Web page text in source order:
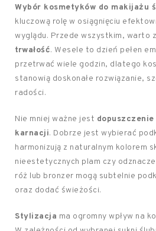
Wybór kosmetyków do makijażu
kluczową rolę w osiągnięciu
wyglądu. Przede wszystkim, warto
trwałość. Wesele to dzień pełen
przetrwać wiele godzin, dlatego
stanowią doskonałe rozwiązanie,
radości.
Nie mniej ważne jest
karnacji. Dobrze jest wybierać
harmonizują z naturalnym kolorem
nieestetycznych plam czy
róż lub bronzer mogą subtelnie
oraz dodać świeżości.
Stylizacja ma ogromny wpływ na